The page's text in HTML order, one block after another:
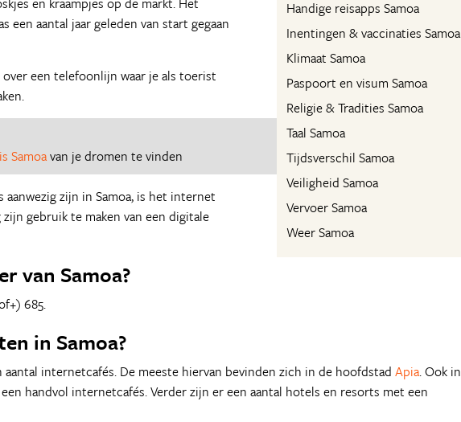
Handige reisapps Samoa
Inentingen & vaccinaties Samoa
Klimaat Samoa
Paspoort en visum Samoa
Religie & Tradities Samoa
Taal Samoa
Tijdsverschil Samoa
Veiligheid Samoa
Vervoer Samoa
Weer Samoa
een aantal jaar geleden van start gegaan
een telefoonlijn waar je als toerist
Samoavan je dromen te vinden
zijn in Samoa, is het internet
gebruik te maken van een digitale
van Samoa?
685.
in Samoa?
internetcafés. De meeste hiervan bevinden zich in de hoofdstad Apia. Ook in
handvol internetcafés. Verder zijn er een aantal hotels en resorts met een